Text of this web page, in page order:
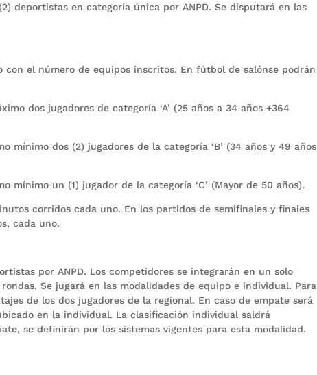
deportistas en categoría única por ANPD. Se disputará en las
el número de equipos inscritos. En fútbol de salónse podrán
dos jugadores de categoría ‘A’ (25 años a 34 años +364
mínimo dos (2) jugadores de la categoría ‘B’ (34 años y 49 años
mínimo un (1) jugador de la categoría ‘C’ (Mayor de 50 años).
corridos cada uno. En los partidos de semifinales y finales
cada uno.
por ANPD. Los competidores se integrarán en un solo
Se jugará en las modalidades de equipo e individual. Para
de los dos jugadores de la regional. En caso de empate será
en la individual. La clasificación individual saldrá
se definirán por los sistemas vigentes para esta modalidad.